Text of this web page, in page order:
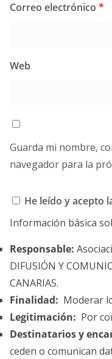
Correo electrónico *
Web
Guarda mi nombre,
navegador para la
He leído y acepto
Información básica
Responsable:
DIFUSIÓN Y
CANARIAS.
Finalidad: Moderar
Legitimación: Por
Destinatarios y
ceden o comunican